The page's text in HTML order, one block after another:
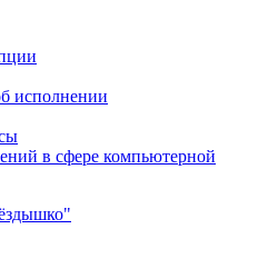
исполнении
в сфере компьютерной